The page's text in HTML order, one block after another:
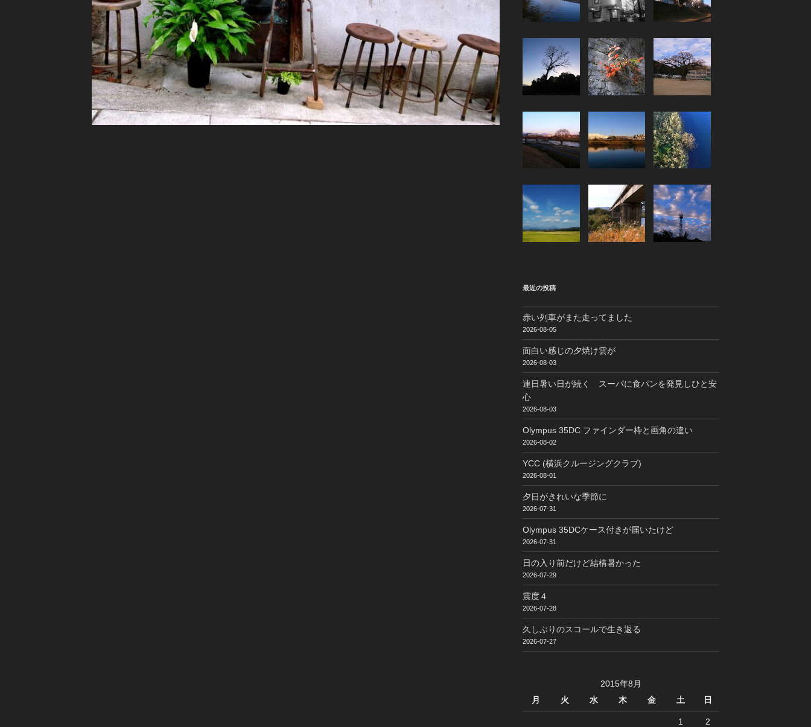
最近の投稿
赤い列車がまた走ってました
2026-08-05
面白い感じの夕焼け雲が
2026-08-03
連日暑い日が続く スーパに食パンを発見しひと安
心
2026-08-03
Olympus 35DC ファインダー枠と画角の違い
2026-08-02
YCC (横浜クルージングクラブ)
2026-08-01
夕日がきれいな季節に
2026-07-31
Olympus 35DCケース付きが届いたけど
2026-07-31
日の入り前だけど結構暑かった
2026-07-29
震度４
2026-07-28
久しぶりのスコールで生き返る
2026-07-27
2015年8月
月
火 水 木 金 土 日
1 2